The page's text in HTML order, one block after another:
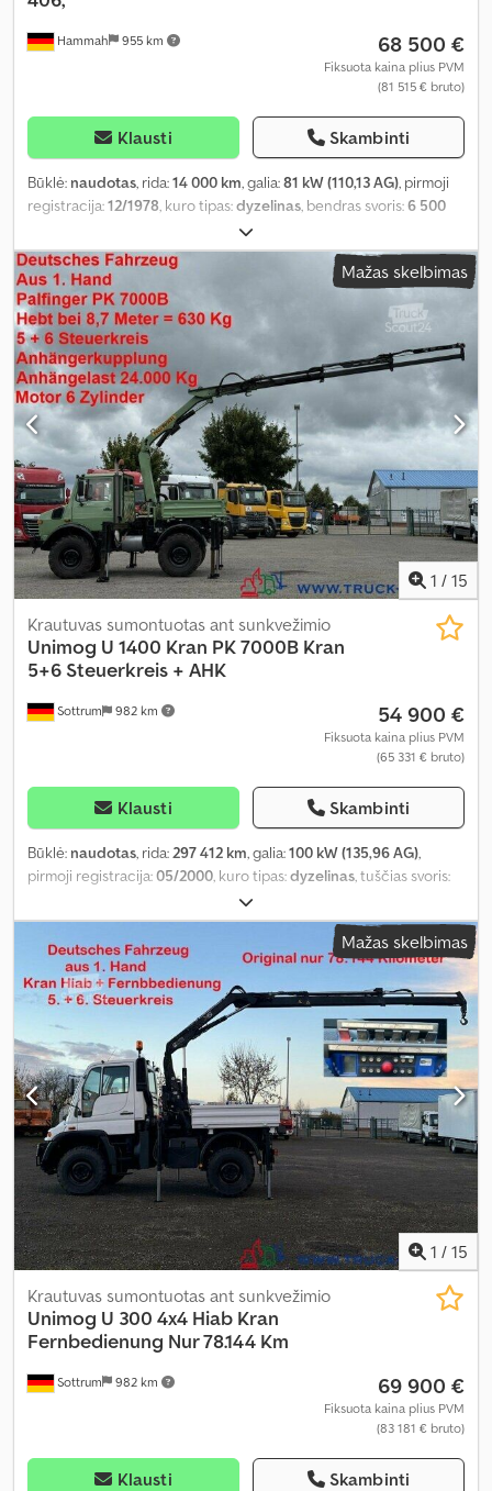
Hammah 955 km 68 500 €
Fiksuota kaina plius PVM
(81 515 € bruto)
Klausti Skambinti
Būklė: naudotas, rida:14 000 km, galia:81 kW (110,13 AG), pirmoji
registracija:12/1978, kuro tipas:dyzelinas, bendras svoris:6 500
mechaninis
Įranga:priekabos jungtis, visų varančiųjų ratų pavara,
Mažas skelbimas
1 / 15
Sottrum 982 km
Krautuvas sumontuotas ant sunkvežimio
Unimog U 1400 Kran PK 7000B Kran
5+6 Steuerkreis + AHK
54 900 €
Fiksuota kaina plius PVM
(65 331 € bruto)
Klausti Skambinti
Būklė: naudotas, rida:297 412 km, galia:100 kW (135,96 AG),
pirmoji registracija:05/2000, kuro tipas:dyzelinas, tuščias svoris:
, didžiausias leistinas svoris:
7 500 kg, ašių konfigūracija:4x4, ratų bazė:2 600 mm, stabdžiai:
variklio stabdymas, spalva: , vairuotojo kabina:dieninė
kabina, pavaros tipas: mechaninis, emisijos klasė:nėra, pakaba:
plienas, sėdimų vietų skaičius:3, krovimo vietos ilgis:1 450 mm,
krovinių skyriaus plotis:
1 850 mm, krovos erdvės aukštis:400 mm
Įranga: ABS, diferencialo užraktas, kabina, kranas, priekabos
jungtis, vairo stiprintuvas, visų varančiųjų ratų pavara,
Mažas skelbimas
1 / 15
Sottrum 982 km
Krautuvas sumontuotas ant sunkvežimio
Unimog U 300 4x4 Hiab Kran
Fernbedienung Nur 78.144 Km
69 900 €
Fiksuota kaina plius PVM
(83 181 € bruto)
Klausti Skambinti